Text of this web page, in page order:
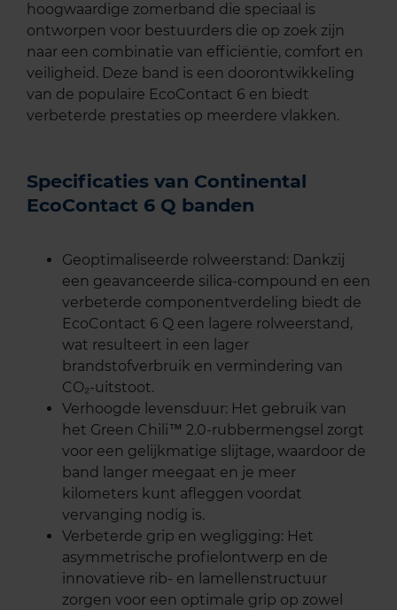
hoogwaardige zomerband die speciaal is
ontworpen voor bestuurders die op zoek zijn
naar een combinatie van efficiëntie, comfort en
veiligheid. Deze band is een doorontwikkeling
van de populaire EcoContact 6 en biedt
verbeterde prestaties op meerdere vlakken.
Specificaties van Continental
EcoContact 6 Q banden
Geoptimaliseerde rolweerstand: Dankzij
een geavanceerde silica-compound en een
verbeterde componentverdeling biedt de
EcoContact 6 Q een lagere rolweerstand,
wat resulteert in een lager
brandstofverbruik en vermindering van
CO₂-uitstoot.
Verhoogde levensduur: Het gebruik van
het Green Chili™ 2.0-rubbermengsel zorgt
voor een gelijkmatige slijtage, waardoor de
band langer meegaat en je meer
kilometers kunt afleggen voordat
vervanging nodig is.
Verbeterde grip en wegligging: Het
asymmetrische profielontwerp en de
innovatieve rib- en lamellenstructuur
zorgen voor een optimale grip op zowel